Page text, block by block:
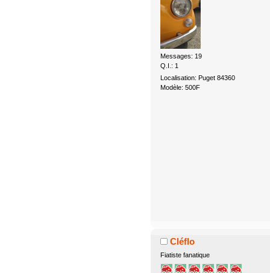
Messages: 19
Q.I.: 1
Localisation: Puget 84360
Modèle: 500F
Cléflo
Fiatiste fanatique